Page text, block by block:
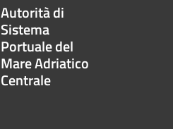
Autorità di
Sistema
Portuale del
Mare Adriatico
Centrale